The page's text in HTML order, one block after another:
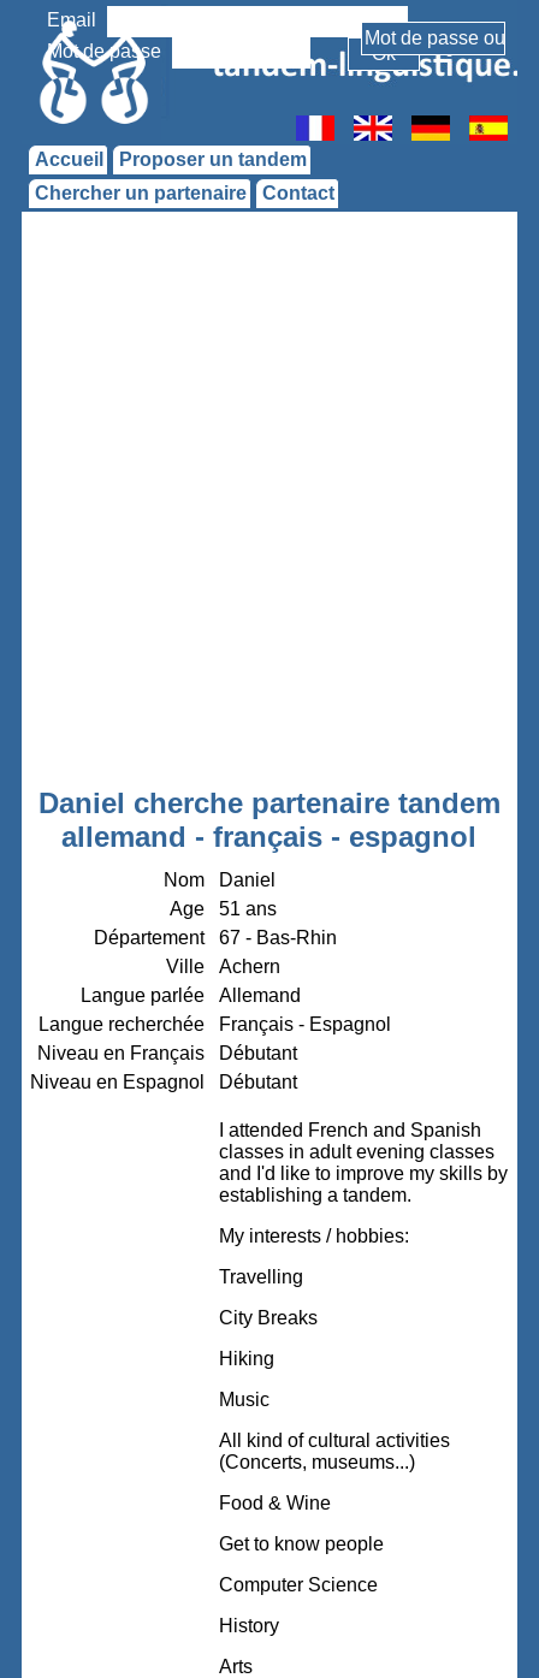
Email
Mot de passe
Accueil
Proposer un tandem
Chercher un partenaire
Contact
Daniel cherche partenaire tandem
allemand - français - espagnol
Nom
Daniel
Age
51 ans
Département
67 - Bas-Rhin
Ville
Achern
Langue parlée
Allemand
Langue recherchée
Français - Espagnol
Niveau en Français
Débutant
Niveau en Espagnol
Débutant
I attended French and Spanish
classes in adult evening classes
and I'd like to improve my skills by
establishing a tandem.
My interests / hobbies:
Travelling
City Breaks
Hiking
Music
All kind of cultural activities
(Concerts, museums...)
Food & Wine
Get to know people
Computer Science
History
Arts